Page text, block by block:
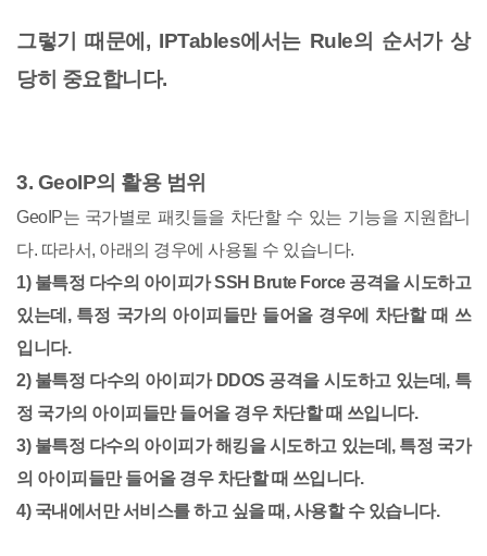
그렇기 때문에, IPTables에서는 Rule의 순서가 상
당히 중요합니다.
3. GeoIP의 활용 범위
GeoIP는 국가별로 패킷들을 차단할 수 있는 기능을 지원합니
다. 따라서, 아래의 경우에 사용될 수 있습니다.
1) 불특정 다수의 아이피가 SSH Brute Force 공격을 시도하고
있는데, 특정 국가의 아이피들만 들어올 경우에 차단할 때 쓰
입니다.
2) 불특정 다수의 아이피가 DDOS 공격을 시도하고 있는데, 특
정 국가의 아이피들만 들어올 경우 차단할 때 쓰입니다.
3) 불특정 다수의 아이피가 해킹을 시도하고 있는데, 특정 국가
의 아이피들만 들어올 경우 차단할 때 쓰입니다.
4) 국내에서만 서비스를 하고 싶을 때, 사용할 수 있습니다.